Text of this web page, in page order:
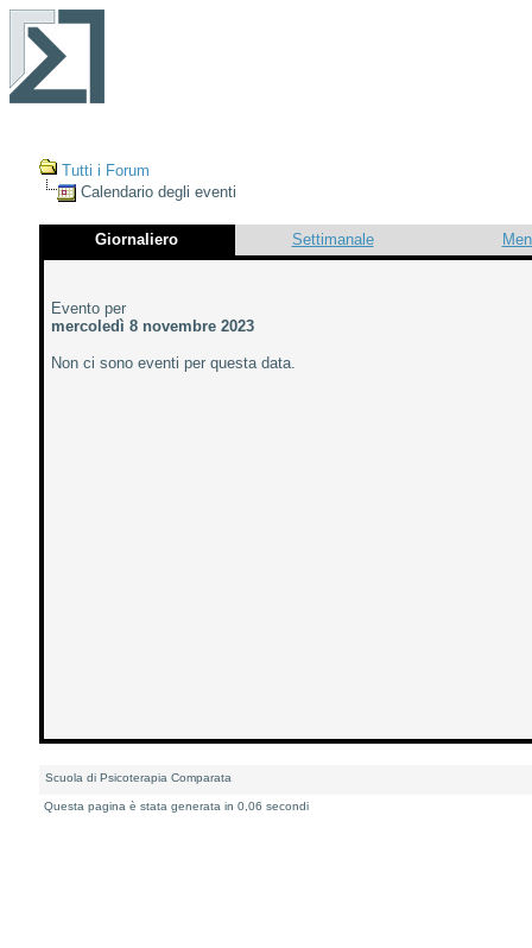
Tutti i Forum
Calendario degli eventi
Giornaliero Settimanale
Evento per
mercoledì 8 novembre 2023
Non ci sono eventi per questa data.
Scuola di Psicoterapia Comparata
Questa pagina è stata generata in 0,06 secondi